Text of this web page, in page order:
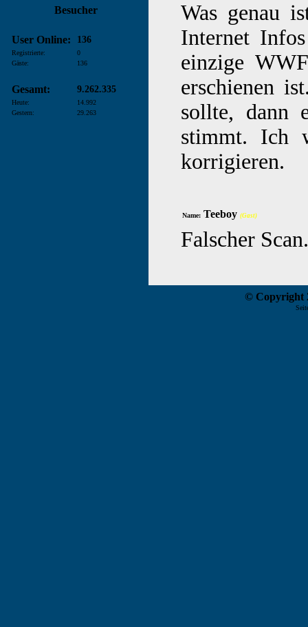
Besucher
User Online: 136
Registrierte:
0
Gäste:
136
Gesamt: 9.262.335
Heute:
14.992
Gestern:
29.263
Was genau
Internet
einzige
erschienen
sollte, dann
stimmt. Ich
korrigieren.
Name: Teeboy (Gast)
Falscher
© Copyright